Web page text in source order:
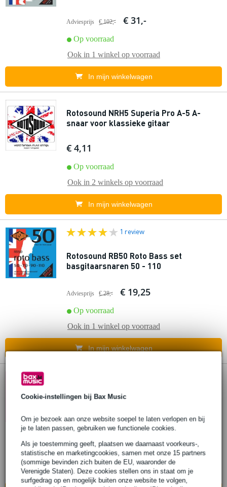
Cookie-instellingen bij Bax Music
Om je bezoek aan onze website soepel te laten verlopen en bij
je te laten passen, gebruiken we functionele cookies.
Als je toestemming geeft, plaatsen we daarnaast voorkeurs-,
statistische en marketingcookies, samen met onze 15 partners
(sommige bevinden zich buiten de EU, waaronder de
Verenigde Staten). Deze cookies stellen ons in staat om je
surfgedrag op en mogelijk buiten onze website te volgen,
Adviesprijs € 102,- € 31,-
Op voorraad
Ook in 1 winkel op voorraad
In mijn winkelwagen
Rotosound NRH5 Superia Pro A-5 A-
snaar voor klassieke gitaar
€ 4,11
Op voorraad
Ook in 2 winkels op voorraad
In mijn winkelwagen
1 review
Rotosound RB50 Roto Bass set
basgitaarsnaren 50 - 110
Adviesprijs € 28,- € 19,25
Op voorraad
Ook in 1 winkel op voorraad
In mijn winkelwagen
Rotosound RB45 Roto Bass set
Op voorraad
Ook in1 winkelop voorraad